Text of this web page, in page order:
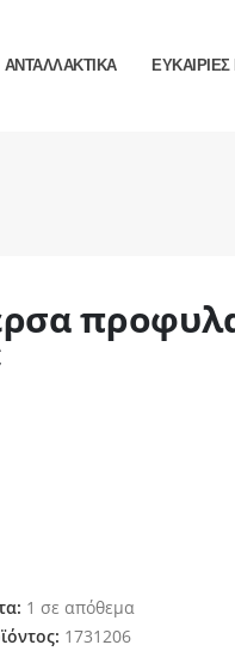
ΑΝΤΑΛΛΑΚΤΙΚΑ
1 σε απόθεμα
1731206